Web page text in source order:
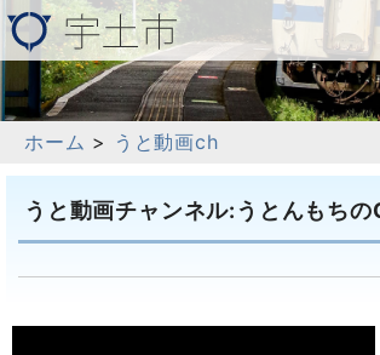
ホーム > うと動画ch
うと動画チャンネル:うとんもちの